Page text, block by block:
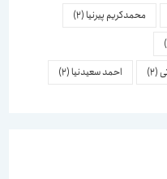
محمدکریم پیرنیا(2)
احمد سعیدنیا(2)